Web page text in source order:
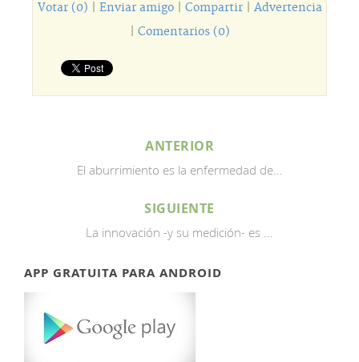
Votar (0) Enviar amigo| Compartir| Advertencia
Comentarios (0)
ANTERIOR
El aburrimiento es la enfermedad de...
SIGUIENTE
La innovación -y su medición- es ...
APP GRATUITA PARA ANDROID